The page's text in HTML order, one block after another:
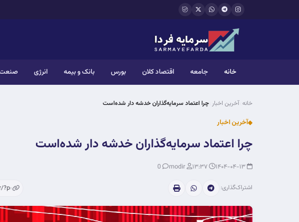
رفتن به محتوای اصلی
خانه جامعه اقتصاد کلان بورس بانک و بیمه انرژی
خانه آخرین اخبار چرا اعتماد سرمایه‌گذاران خدشه دار شده‌است
آخرین اخبار
چرا اعتماد سرمایه‌گذاران خدشه دار شده‌است
اشتراک‌گذاری: